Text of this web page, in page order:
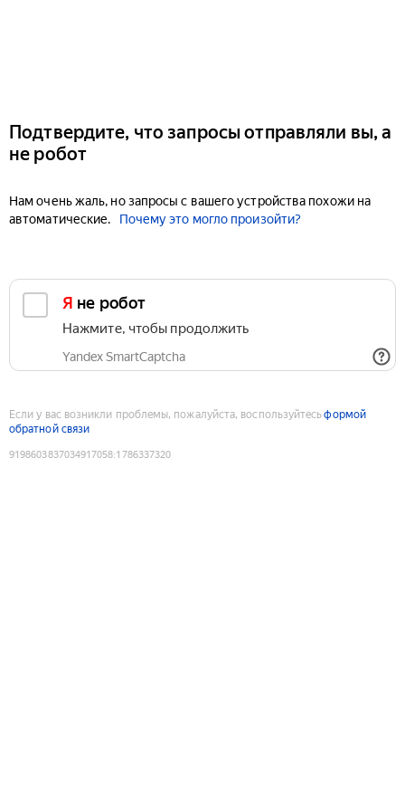
Подтвердите, что запросы отправляли вы, а
не робот
Нам очень жаль, но запросы с вашего устройства похожи на
автоматические.
Почему это могло произойти?
Я не робот
Нажмите, чтобы продолжить
Yandex SmartCaptcha
Если у вас возникли проблемы, пожалуйста, воспользуйтесьформой
обратной связи
9198603837034917058:1786337320